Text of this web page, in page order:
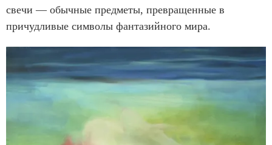
свечи — обычные предметы, превращенные в
причудливые символы фантазийного мира.